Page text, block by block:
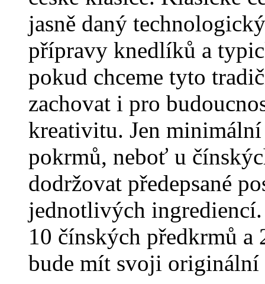
jasně daný
přípravy knedlíků a
pokud chceme tyto
zachovat i pro
kreativitu. Jen
pokrmů, neboť u
dodržovat předepsané
jednotlivých
10 čínských předkrmů a
bude mít svoji